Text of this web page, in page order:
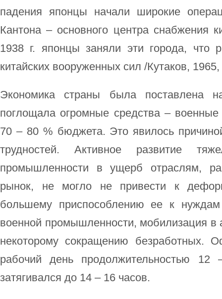
падения японцы начали широкие
Кантона – основного центра снабжения
1938 г. японцы заняли эти города, что
китайских вооруженных сил /Кутаков,
Экономика страны была поставлена
поглощала огромные средства – военные
70 – 80 % бюджета. Это явилось
трудностей. Активное развитие
промышленности в ущерб отраслям,
рынок, не могло не привести к
большему приспособлению ее к
военной промышленности, мобилизация в
некоторому сокращению безработных.
рабочий день продолжительностью
затягивался до 14 – 16 часов.